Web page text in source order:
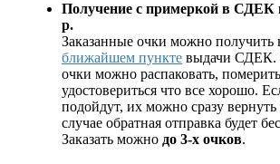
Получение с примеркой в СДЕК
р.
Заказанные очки можно
ближайшем пункте выдачи СДЕК.
очки можно распаковать,
удостовериться что все хорошо.
подойдут, их можно сразу
случае обратная отправка будет
Заказать можно до 3-х очков.